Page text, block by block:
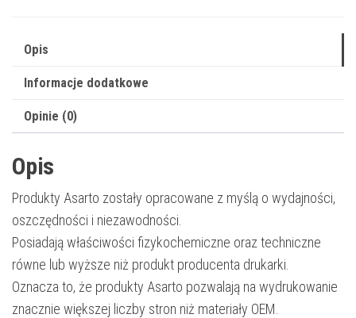
760
magenta
Opis
Informacje dodatkowe
Opinie (0)
Opis
Produkty Asarto zostały opracowane z myślą o wydajności,
oszczędności i niezawodności.
Posiadają właściwości fizykochemiczne oraz techniczne
równe lub wyższe niż produkt producenta drukarki.
Oznacza to, że produkty Asarto pozwalają na wydrukowanie
znacznie większej liczby stron niż materiały OEM.